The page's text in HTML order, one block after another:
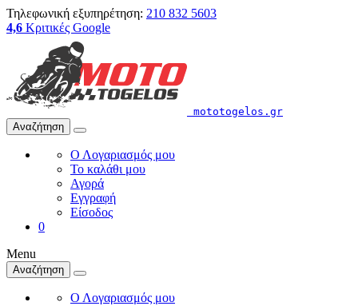
Τηλεφωνική εξυπηρέτηση: 210 832 5603
4,6 Κριτικές Google
mototogelos.gr
Αναζήτηση
Ο Λογαριασμός μου
Το καλάθι μου
Αγορά
Εγγραφή
Είσοδος
0
Menu
Αναζήτηση
Ο Λογαριασμός μου